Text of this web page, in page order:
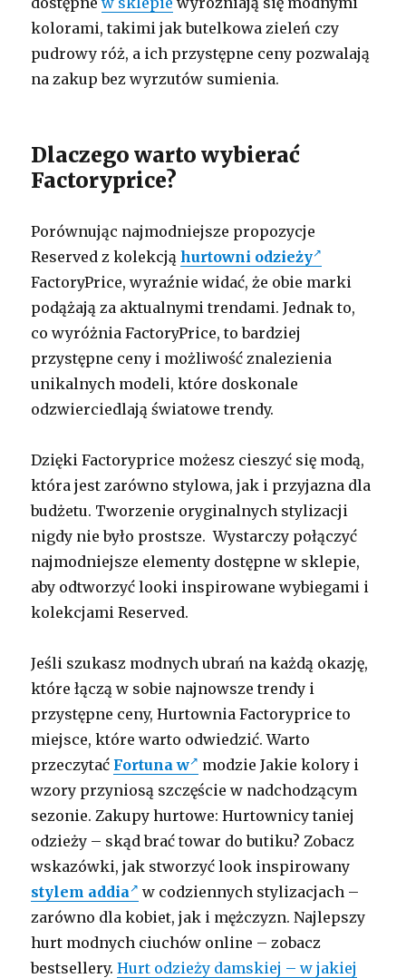
kolorami, takimi jak butelkowa zieleń czy
pudrowy róż, a ich przystępne ceny pozwalają
na zakup bez wyrzutów sumienia.
Dlaczego warto wybierać
Factoryprice?
Porównując najmodniejsze propozycje
Reserved z kolekcjąhurtowni odzieży
FactoryPrice, wyraźnie widać, że obie marki
podążają za aktualnymi trendami. Jednak to,
co wyróżnia FactoryPrice, to bardziej
przystępne ceny i możliwość znalezienia
unikalnych modeli, które doskonale
odzwierciedlają światowe trendy.
Dzięki Factoryprice możesz cieszyć się modą,
która jest zarówno stylowa, jak i przyjazna dla
budżetu. Tworzenie oryginalnych stylizacji
nigdy nie było prostsze. Wystarczy połączyć
najmodniejsze elementy dostępne w sklepie,
aby odtworzyć looki inspirowane wybiegami i
kolekcjami Reserved.
Jeśli szukasz modnych ubrań na każdą okazję,
które łączą w sobie najnowsze trendy i
przystępne ceny, Hurtownia Factoryprice to
miejsce, które warto odwiedzić. Warto
przeczytać Fortuna w
modzie Jakie kolory i
wzory przyniosą szczęście w nadchodzącym
sezonie. Zakupy hurtowe: Hurtownicy taniej
odzieży – skąd brać towar do butiku? Zobacz
wskazówki, jak stworzyć look inspirowany
stylem addia
w codziennych stylizacjach –
zarówno dla kobiet, jak i mężczyzn. Najlepszy
hurt modnych ciuchów online – zobacz
bestsellery.Hurt odzieży damskiej – w jakiej